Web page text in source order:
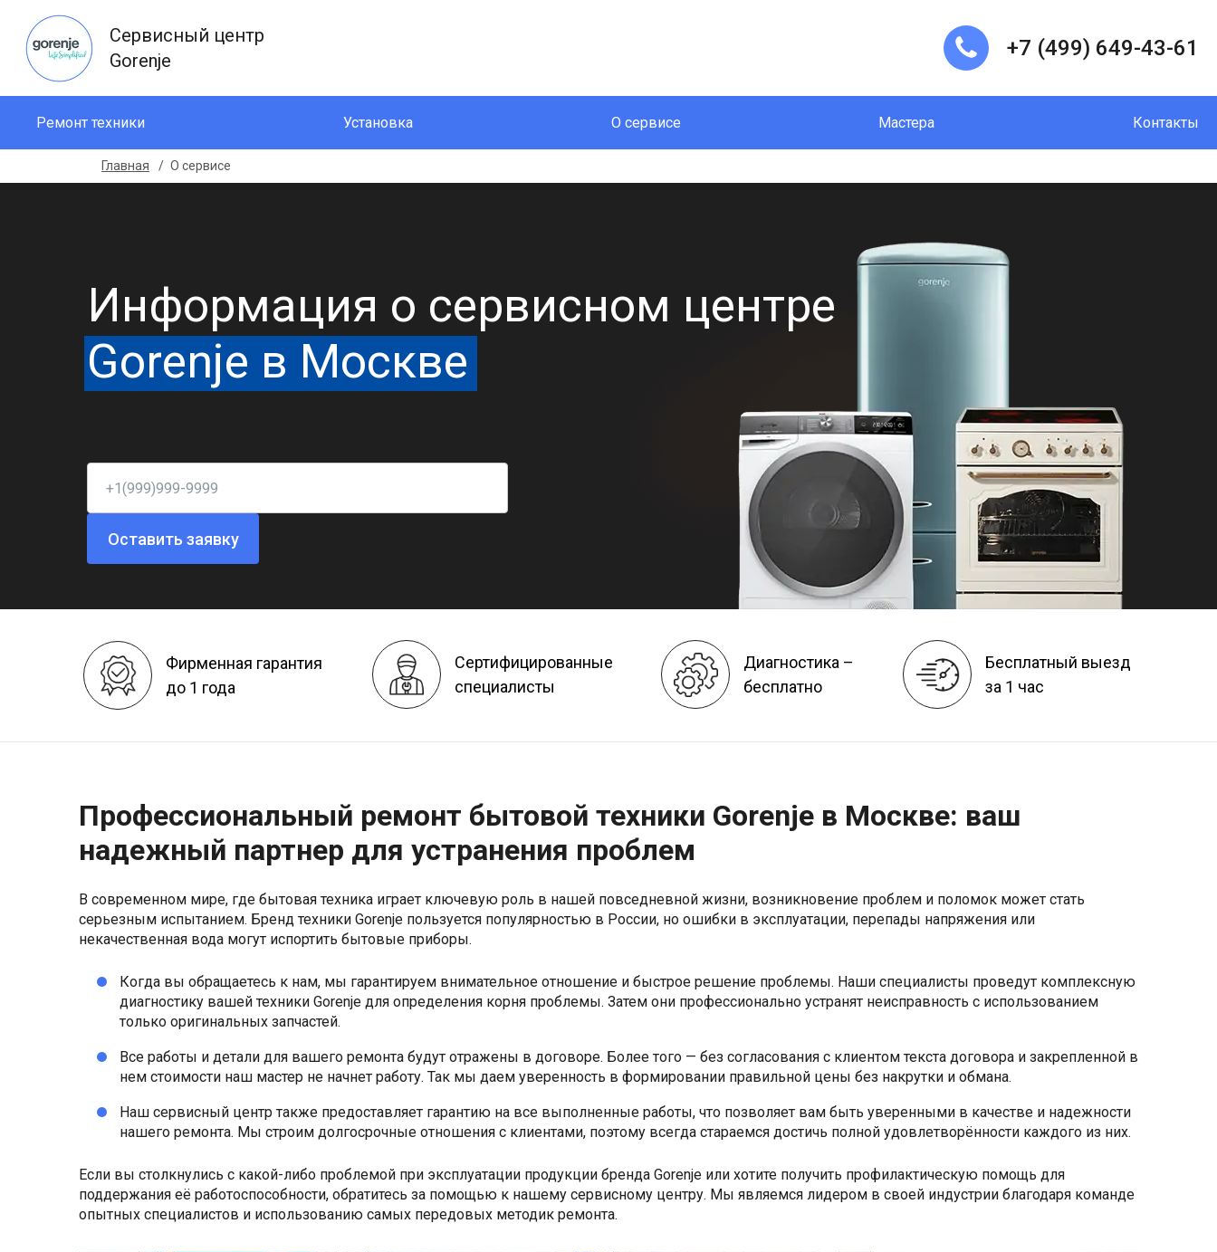
Сервисный центр
Gorenje
+7 (499) 649-43-61
Ремонт техники Установка О сервисе Мастера Контакты
Главная О сервисе
Оставить заявку
Информация о сервисном центре
Gorenje в Москве
Фирменная гарантия
до 1 года
Сертифицированные
специалисты
Диагностика –
бесплатно
Бесплатный выезд
за 1 час
Профессиональный ремонт бытовой техники Gorenje в Москве: ваш
надежный партнер для устранения проблем
В современном мире, где бытовая техника играет ключевую роль в нашей повседневной жизни, возникновение проблем и поломок может стать
серьезным испытанием. Бренд техники Gorenje пользуется популярностью в России, но ошибки в эксплуатации, перепады напряжения или
некачественная вода могут испортить бытовые приборы.
Когда вы обращаетесь к нам, мы гарантируем внимательное отношение и быстрое решение проблемы. Наши специалисты проведут комплексную
диагностику вашей техники Gorenje для определения корня проблемы. Затем они профессионально устранят неисправность с использованием
только оригинальных запчастей.
Все работы и детали для вашего ремонта будут отражены в договоре. Более того — без согласования с клиентом текста договора и закрепленной в
нем стоимости наш мастер не начнет работу. Так мы даем уверенность в формировании правильной цены без накрутки и обмана.
Наш сервисный центр также предоставляет гарантию на все выполненные работы, что позволяет вам быть уверенными в качестве и надежности
нашего ремонта. Мы строим долгосрочные отношения с клиентами, поэтому всегда стараемся достичь полной удовлетворённости каждого из них.
Если вы столкнулись с какой-либо проблемой при эксплуатации продукции бренда Gorenje или хотите получить профилактическую помощь для
поддержания её работоспособности, обратитесь за помощью к нашему сервисному центру. Мы являемся лидером в своей индустрии благодаря команде
опытных специалистов и использованию самых передовых методик ремонта.